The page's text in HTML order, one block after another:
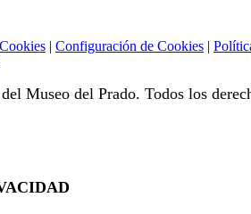
| Configuración de Cookies |
Museo del Prado. Todos los